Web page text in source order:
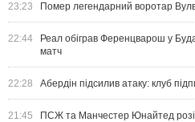
23:23 Помер легендарний воротар
22:44
Реал обіграв Ференцварош у
матч
22:28 Абердін підсилив атаку: клуб
21:45
ПСЖ та Манчестер Юнайтед